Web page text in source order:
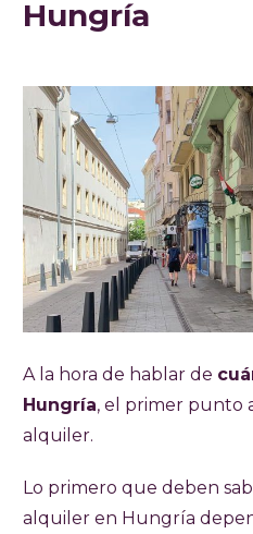
Hungría
A la hora de hablar de
Hungría, el primer punto
alquiler.
Lo primero que deben
alquiler en Hungría